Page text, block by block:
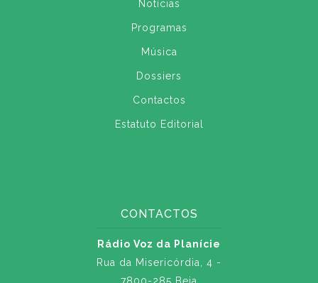
Notícias
Programas
Música
Dossiers
Contactos
Estatuto Editorial
CONTACTOS
Rádio Voz da Planície
Rua da Misericórdia, 4 -